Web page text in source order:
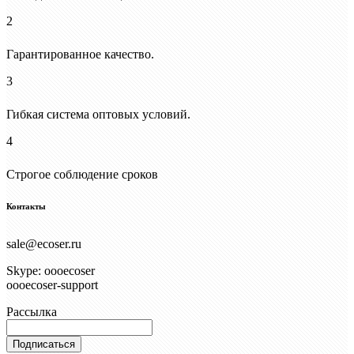
2
Гарантированное качество.
3
Гибкая система оптовых условий.
4
Строгое соблюдение сроков
Контакты
sale@ecoser.ru
Skype: oooecoser
oooecoser-support
Рассылка
Подписаться